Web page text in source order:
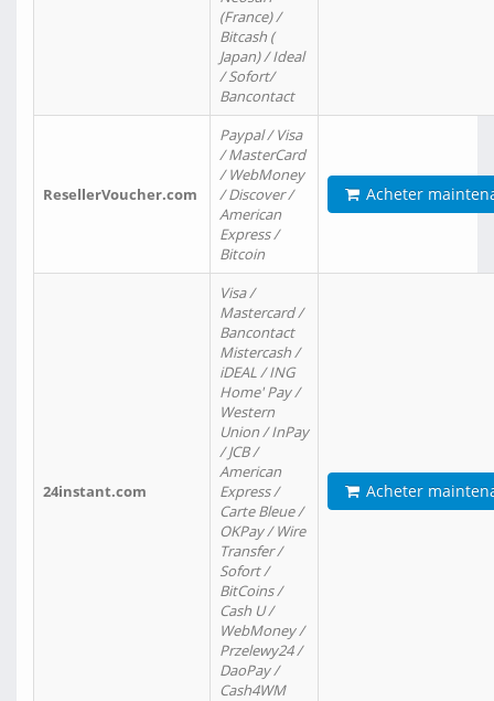
(France) /
Bitcash (
Japan) / Ideal
/ Sofort/
Bancontact
ResellerVoucher.com
Paypal / Visa
/ MasterCard
/ WebMoney
/ Discover /
American
Express /
Bitcoin
Acheter
24instant.com
Visa /
Mastercard /
Bancontact
Mistercash /
iDEAL / ING
Home' Pay /
Western
Union / InPay
/ JCB /
American
Express /
Carte Bleue /
OKPay / Wire
Transfer /
Sofort /
BitCoins /
Cash U /
WebMoney /
Przelewy24 /
DaoPay /
Cash4WM
Acheter